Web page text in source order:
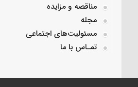
مناقصه و مزایده
مجله
مسئولیت‌های اجتماعی
تمـاس با ما